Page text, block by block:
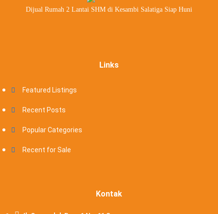
Dijual Rumah 2 Lantai SHM di Kesambi Salatiga Siap Huni
Links
Featured Listings
Recent Posts
Popular Categories
Recent for Sale
Kontak